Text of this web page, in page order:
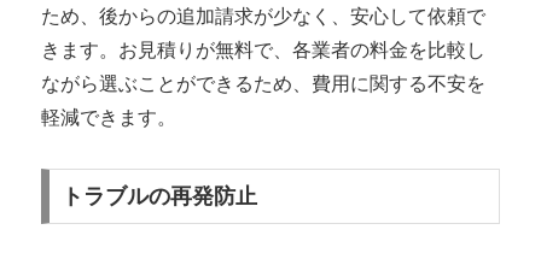
ため、後からの追加請求が少なく、安心して依頼で
きます。お見積りが無料で、各業者の料金を比較し
ながら選ぶことができるため、費用に関する不安を
軽減できます。
トラブルの再発防止